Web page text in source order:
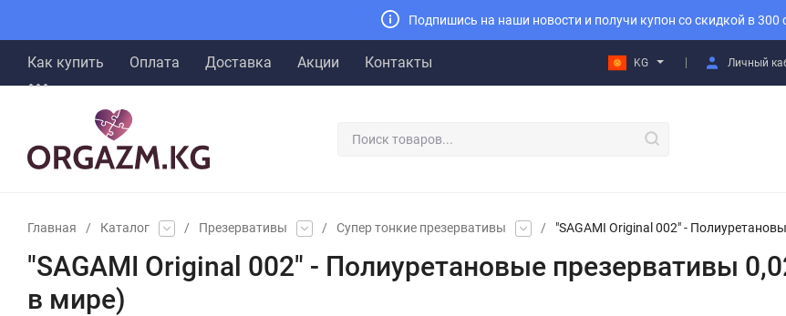
Подпишись на наши новости и получи купон со скидкой в 300
Как купить Оплата Доставка Акции Контакты KG Личный
Главная / Каталог / Презервативы / Супер тонкие презервативы / "SAGAMI Original 002" -
"SAGAMI Original 002" - Полиуретановые презервативы
в мире)